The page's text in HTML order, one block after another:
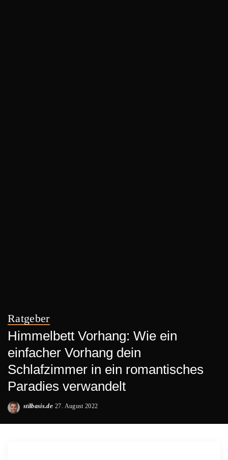
Ratgeber
Himmelbett Vorhang: Wie ein
einfacher Vorhang dein
Schlafzimmer in ein romantisches
Paradies verwandelt
Posted
stilbasis.de 27. August 2022